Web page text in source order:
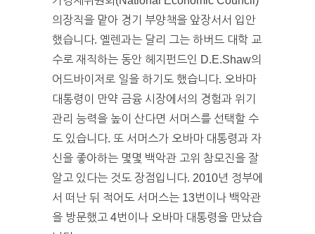
의장직을 맡아 경기 부양책을 앞장서서 입안
했습니다. 옐렌과는 달리 그는 하버드 대학 교
수로 재직하는 동안 헤지펀드인 D.E.Shaw의
어드바이저로 일을 하기도 했습니다. 오바마
대통령이 만약 금융 시장에서의 경험과 위기
관리 능력을 높이 산다면 서머스를 선택할 수
도 있습니다. 또 서머스가 오바마 대통령과 자
신을 좋아하는 몇몇 백악관 고위 참모진을 잘
알고 있다는 것도 장점입니다. 2010년 정부에
서 떠난 뒤 적어도 서머스는 13번이나 백악관
을 방문했고 4번이나 오바마 대통령을 만났습